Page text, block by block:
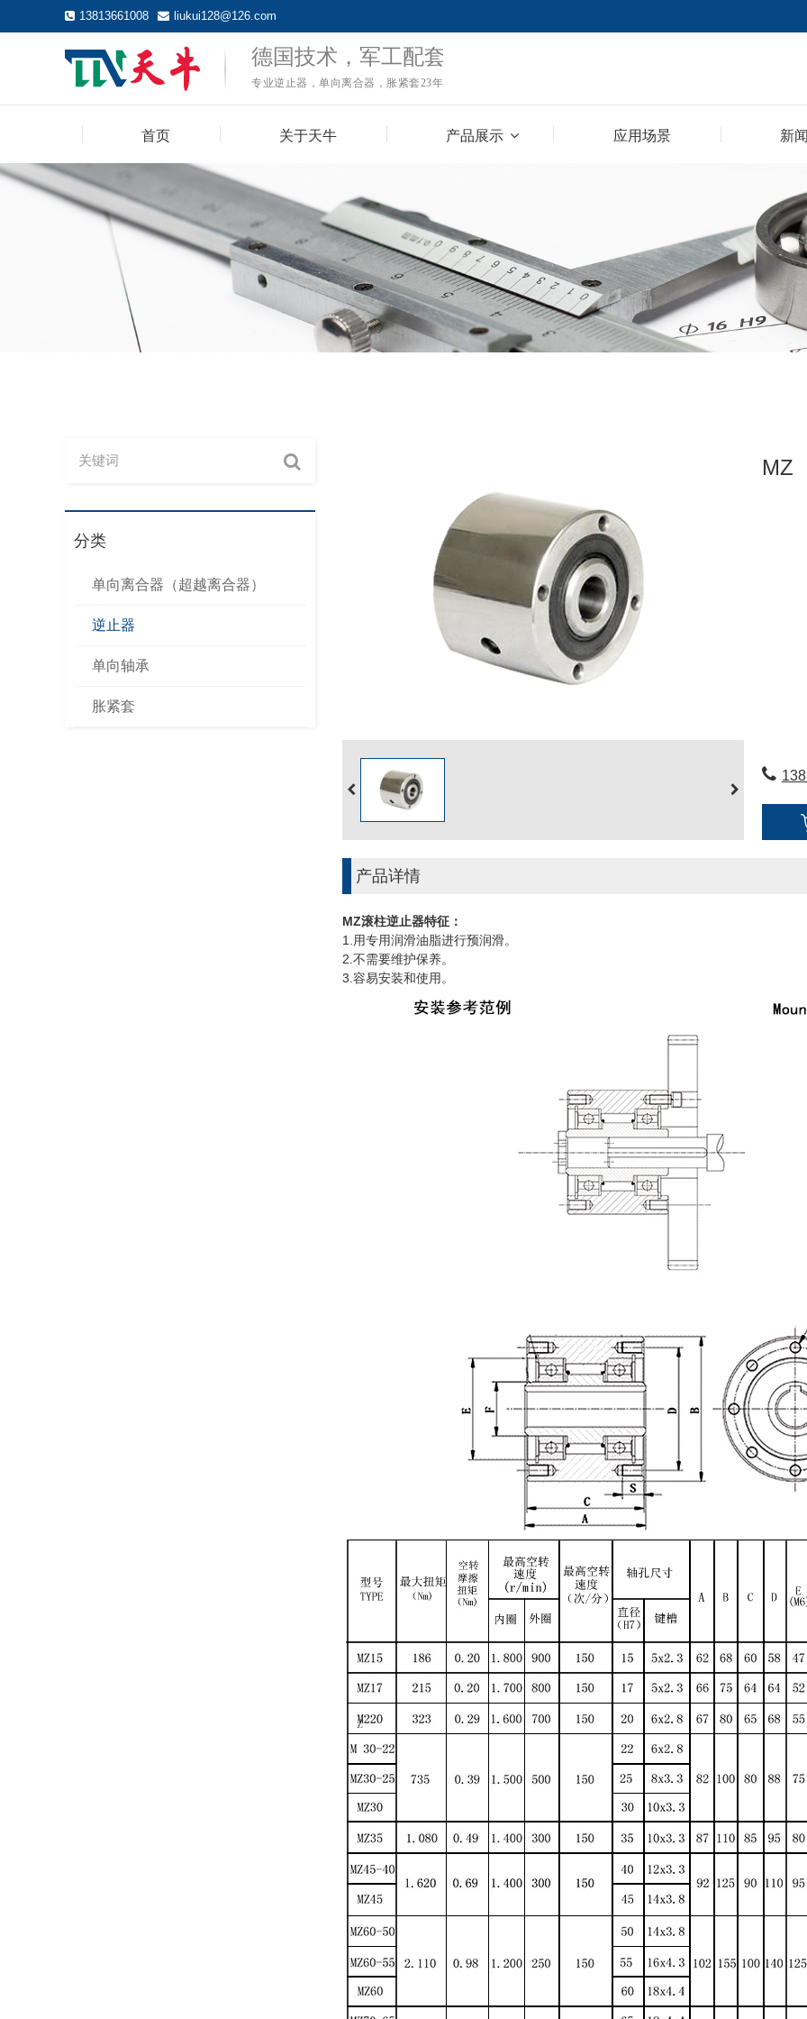
13813661008 liukui128@126.com
首页 关于天牛 产品展示 应用场景 新
分类
单向离合器（超越离合器）
逆止器
单向轴承
胀紧套
MZ
产品详情
MZ滚柱逆止器特征：
1.用专用润滑油脂进行预润滑。
2.不需要维护保养。
3.容易安装和使用。